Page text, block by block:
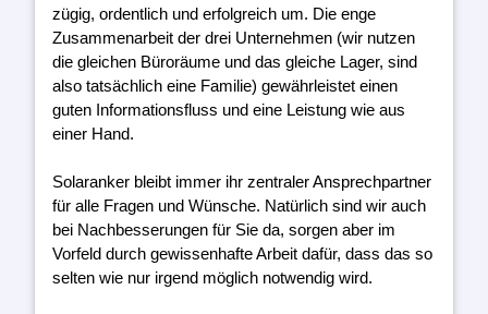
zügig, ordentlich und erfolgreich um. Die enge
Zusammenarbeit der drei Unternehmen (wir nutzen
die gleichen Büroräume und das gleiche Lager, sind
also tatsächlich eine Familie) gewährleistet einen
guten Informationsfluss und eine Leistung wie aus
einer Hand.
Solaranker bleibt immer ihr zentraler Ansprechpartner
für alle Fragen und Wünsche. Natürlich sind wir auch
bei Nachbesserungen für Sie da, sorgen aber im
Vorfeld durch gewissenhafte Arbeit dafür, dass das so
selten wie nur irgend möglich notwendig wird.